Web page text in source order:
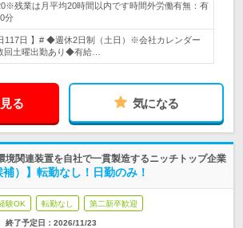
残業は月平均20時間以内です時間外労働有無：有
分
117日 】# ◆週休2日制（土日）※会社カレンダー
回土曜出勤あり◆有給…
る 気になる
境関連装置を自社で一貫製造するニッチトップ企業
補）】転勤なし！日勤のみ！
験OK 転勤なし 第二新卒歓迎
終了予定日： 2026/11/23